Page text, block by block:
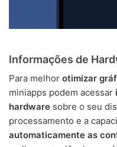
Informações de
Para melhor otimizar
miniapps podem acessar
hardware sobre o seu
processamento e a
automaticamente as